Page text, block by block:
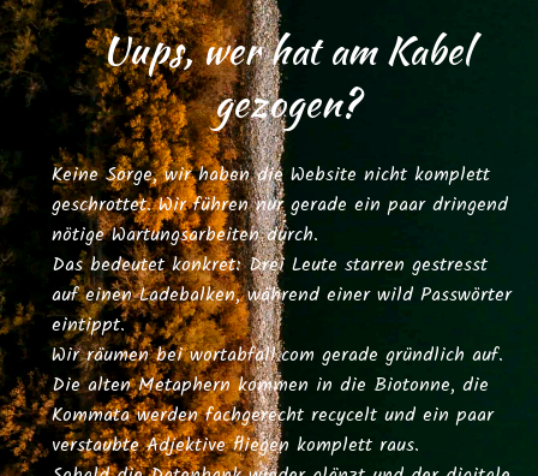
Uups, wer hat am Kabel
gezogen?
Keine Sorge, wir haben die Website nicht komplett
geschrottet. Wir führen nur gerade ein paar dringend
nötige Wartungsarbeiten durch.
Das bedeutet konkret: Drei Leute starren gestresst
auf einen Ladebalken, während einer wild Passwörter
eintippt.
Wir räumen beiwortabfall.com gerade gründlich auf.
Die alten Metaphern kommen in die Biotonne, die
Kommata werden fachgerecht recycelt und ein paar
verstaubte Adjektive fliegen komplett raus.